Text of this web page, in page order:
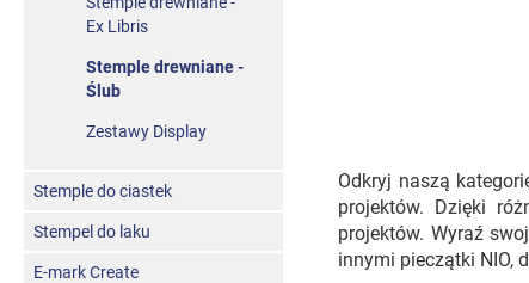
Odkryj naszą
projektów. Dzięki
projektów. Wyraź
innymi pieczątki NIO,
Ex Libris
Stemple drewniane -
Ślub
Zestawy Display
Stemple do ciastek
Stempel do laku
E-mark Create